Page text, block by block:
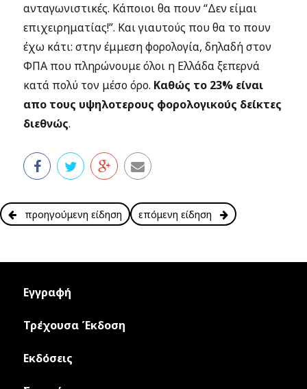
ανταγωνιστικές. Κάποιοι θα πουν “Δεν είμαι
επιχειρηματίας!”. Και γιαυτούς που θα το πουν
έχω κάτι: στην έμμεση φορολογία, δηλαδή στον
ΦΠΑ που πληρώνουμε όλοι η Ελλάδα ξεπερνά
κατά πολύ τον μέσο όρο. Καθώς το 23% είναι
απο τους υψηλοτερους φορολογικούς δείκτες
διεθνώς.
προηγούμενη είδηση επόμενη είδηση
Εγγραφή
Τρέχουσα Έκδοση
Εκδόσεις